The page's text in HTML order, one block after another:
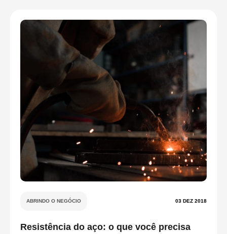
ABRINDO O NEGÓCIO 03 DEZ 2018
Resistência do aço: o que você precisa